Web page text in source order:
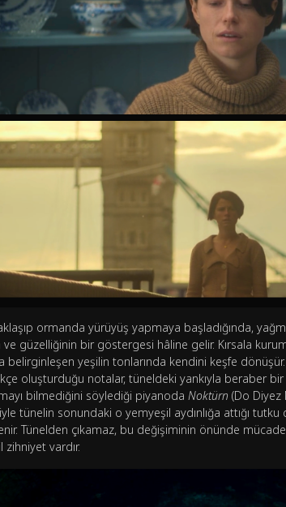
ormanda yürüyüş yapmaya başladığında,
ve güzelliğinin bir göstergesi hâline gelir. Kırsala
yeşilin tonlarında kendini keşfe
oluşturduğu notalar, tüneldeki yankıyla beraber
bilmediğini söylediği piyanoda Noktürn (Do Diyez
tünelin sonundaki o yemyeşil aydınlığa attığı tutku
Tünelden çıkamaz, bu değişiminin önünde
vardır.